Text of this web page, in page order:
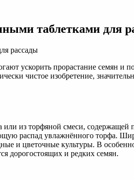
таблетками для
ускорить прорастание семян
чистое изобретение,
или из торфяной смеси,
распад увлажнённого торфа.
и цветочные культуры. В
дорогостоящих и редких семян.